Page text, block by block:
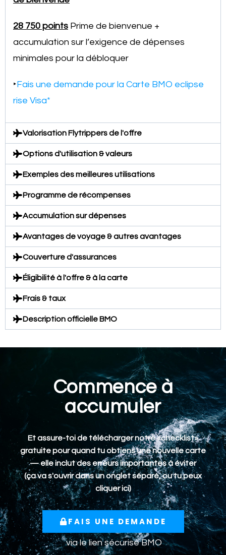
28 750 points Prime de bienvenue +
accumulation sur l’exigence de dépenses
minimales pour la débloquer
‣ Fais une demande pour la Carte BMO eclipse
rise Visa*
Valorisation Flytrippers de l'offre
Options d'utilisation & valeurs
Exemples des meilleures utilisations
Programme de récompenses
Accumulation sur dépenses
Avantages de voyage & autres avantages
Couverture d'assurances
Éligibilité à l'offre & à la carte
Frais & taux
Description officielle BMO
Commence à
accumuler
Et assure-toi de télécharger notre «checklist»
gratuite pour quand tu obtiens une nouvelle carte
— elle inclut des erreurs importantes à éviter
(ça va s'ouvrir dans un onglet séparé, ou tu peux
cliquer ici)
FAIS UNE DEMANDE
via le lien sécurisé BMO